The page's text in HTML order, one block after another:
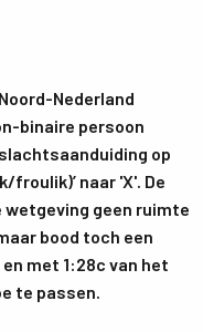
Nederland
binaire persoon
op
froulik)’ naar 'X'. De
wetgeving geen ruimte
bood toch een
met 1:28c van het
te passen.